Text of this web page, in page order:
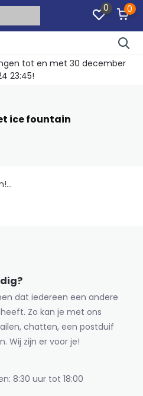
0 0
tot en met 30 december
23:45!
ice fountain
dat iedereen een andere
Zo kan je met ons
chatten, een postduif
Wij zijn er voor je!
8:30 uur tot 18:00